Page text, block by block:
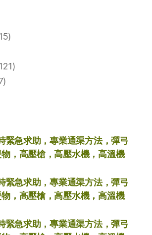
緊急求助，專業通渠方法，彈弓
，高壓槍，高壓水機，高溫機
緊急求助，專業通渠方法，彈弓
，高壓槍，高壓水機，高溫機
緊急求助，專業通渠方法，彈弓